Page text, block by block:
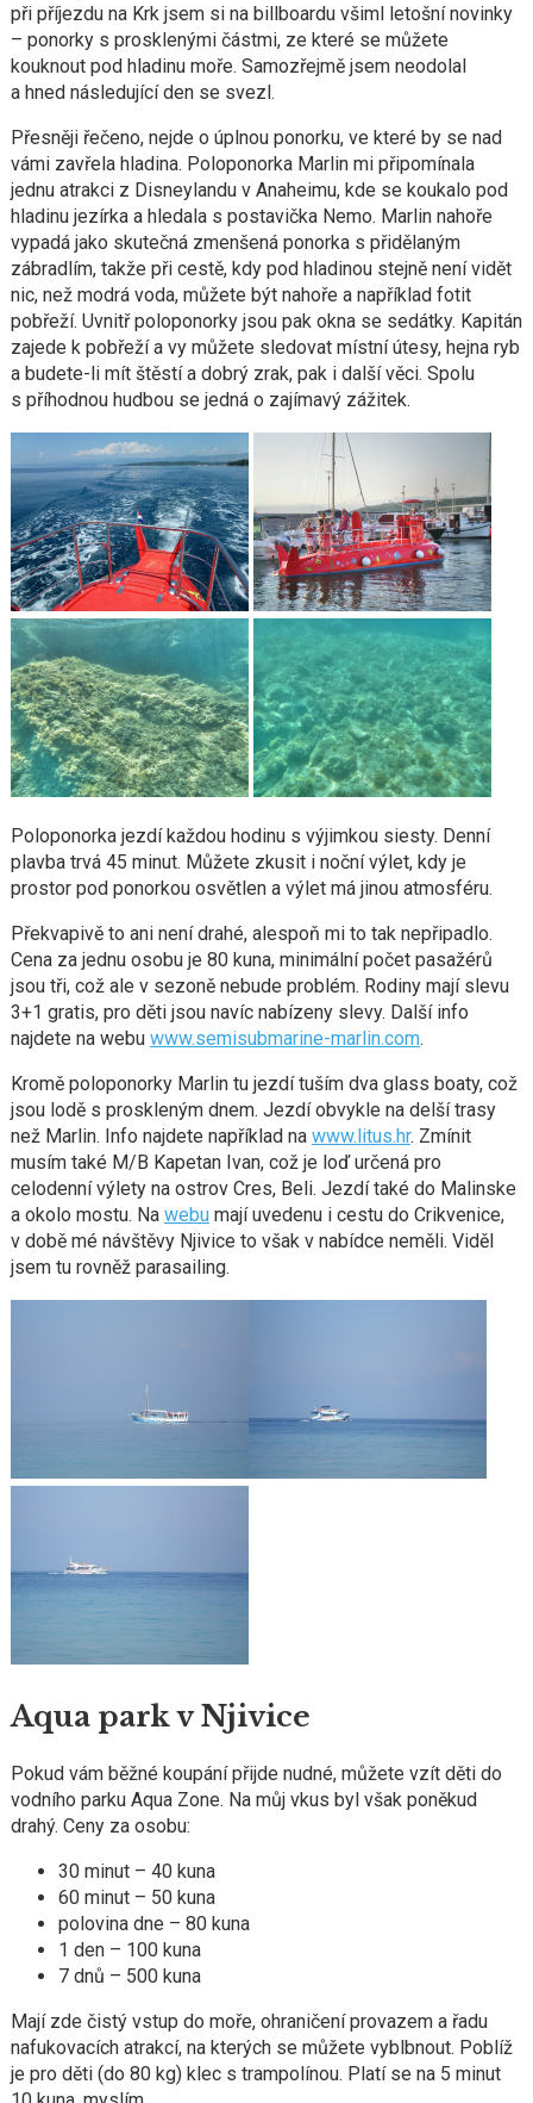
při příjezdu na Krk jsem si na billboardu všiml letošní novinky
– ponorky s prosklenými částmi, ze které se můžete
kouknout pod hladinu moře. Samozřejmě jsem neodolal
a hned následující den se svezl.
Přesněji řečeno, nejde o úplnou ponorku, ve které by se nad
vámi zavřela hladina. Poloponorka Marlin mi připomínala
jednu atrakci z Disneylandu v Anaheimu, kde se koukalo pod
hladinu jezírka a hledala s postavička Nemo. Marlin nahoře
vypadá jako skutečná zmenšená ponorka s přidělaným
zábradlím, takže při cestě, kdy pod hladinou stejně není vidět
nic, než modrá voda, můžete být nahoře a například fotit
pobřeží. Uvnitř poloponorky jsou pak okna se sedátky. Kapitán
zajede k pobřeží a vy můžete sledovat místní útesy, hejna ryb
a budete-li mít štěstí a dobrý zrak, pak i další věci. Spolu
s příhodnou hudbou se jedná o zajímavý zážitek.
Poloponorka jezdí každou hodinu s výjimkou siesty. Denní
plavba trvá 45 minut. Můžete zkusit i noční výlet, kdy je
prostor pod ponorkou osvětlen a výlet má jinou atmosféru.
Překvapivě to ani není drahé, alespoň mi to tak nepřipadlo.
Cena za jednu osobu je 80 kuna, minimální počet pasažérů
jsou tři, což ale v sezoně nebude problém. Rodiny mají slevu
3+1 gratis, pro děti jsou navíc nabízeny slevy. Další info
najdete na webu www.semisubmarine-marlin.com.
Kromě poloponorky Marlin tu jezdí tuším dva glass boaty, což
jsou lodě s proskleným dnem. Jezdí obvykle na delší trasy
než Marlin. Info najdete například na www.litus.hr. Zmínit
musím také M/B Kapetan Ivan, což je loď určená pro
celodenní výlety na ostrov Cres, Beli. Jezdí také do Malinske
a okolo mostu. Na webumají uvedenu i cestu do Crikvenice,
v době mé návštěvy Njivice to však v nabídce neměli. Viděl
jsem tu rovněž parasailing.
Aqua park v Njivice
Pokud vám běžné koupání přijde nudné, můžete vzít děti do
vodního parku Aqua Zone. Na můj vkus byl však poněkud
drahý. Ceny za osobu:
30 minut – 40 kuna
60 minut – 50 kuna
polovina dne – 80 kuna
1 den – 100 kuna
7 dnů – 500 kuna
Mají zde čistý vstup do moře, ohraničení provazem a řadu
nafukovacích atrakcí, na kterých se můžete vyblbnout. Poblíž
je pro děti (do 80 kg) klec s trampolínou. Platí se na 5 minut